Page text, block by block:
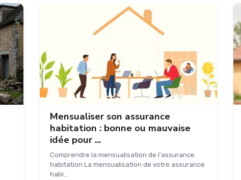
Mensualiser son assurance
habitation : bonne ou mauvaise
idée pour ...
Comprendre la mensualisation de l'assurance
habitation La mensualisation de votre assurance
habi...